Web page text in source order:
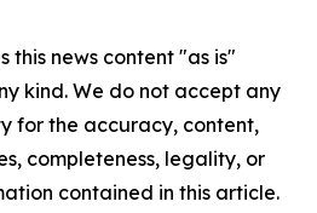
this news content "as is"
kind. We do not accept any
for the accuracy, content,
completeness, legality, or
contained in this article.